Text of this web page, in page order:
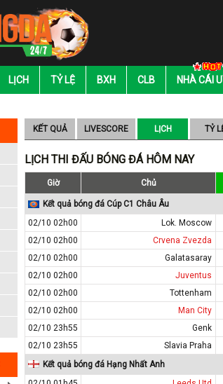
LỊCH TỶ LỆ BXH CLB NHÀ CÁI
KẾT QUẢ LIVESCORE LỊCH TỶ
LỊCH THI ĐẤU BÓNG ĐÁ HÔM NAY
Giờ Chủ
Kết quả bóng đá Cúp C1 Châu Âu
02/10 02h00
Lok. Moscow
02/10 02h00
Crvena Zvezda
02/10 02h00
Galatasaray
02/10 02h00
Juventus
02/10 02h00
Tottenham
02/10 02h00
Man City
02/10 23h55
Genk
02/10 23h55
Slavia Praha
Kết quả bóng đá Hạng Nhất Anh